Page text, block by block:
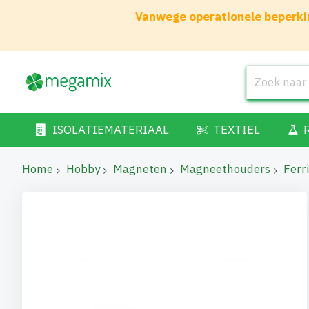
Vanwege operationele
ISOLATIEMATERIAAL TEXTIEL
Home Hobby Magneten Magneethouders